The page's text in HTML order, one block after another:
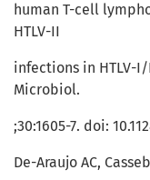
human T-cell
HTLV-II
infections in HTLV-
Microbiol.
;30:1605-7. doi:
De-Araujo AC,